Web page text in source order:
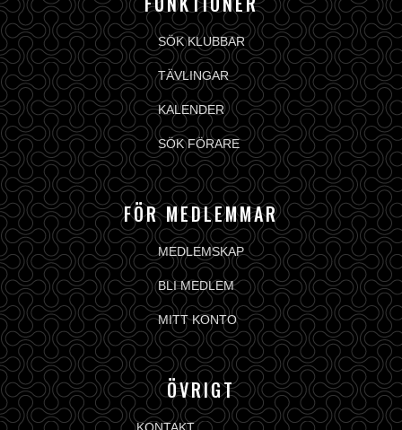
SÖK KLUBBAR
TÄVLINGAR
KALENDER
SÖK FÖRARE
FÖR MEDLEMMAR
MEDLEMSKAP
BLI MEDLEM
MITT KONTO
ÖVRIGT